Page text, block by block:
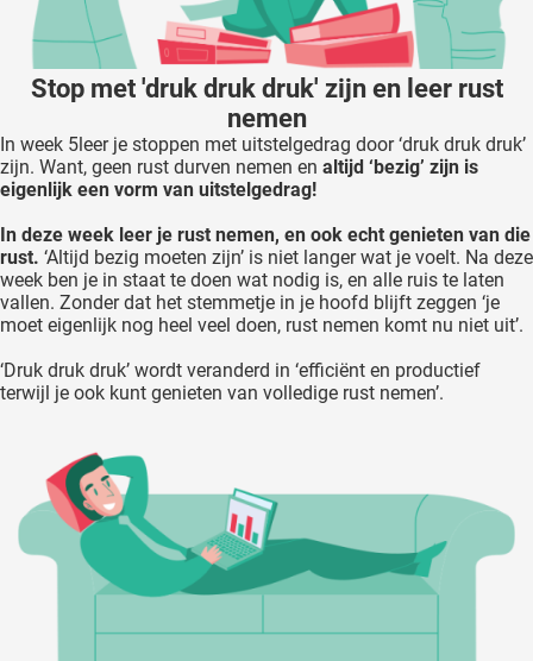
Stop met 'druk druk druk' zijn en leer rust
nemen
In week 5leer je stoppen met uitstelgedrag door ‘druk druk druk’
zijn. Want, geen rust durven nemen en altijd ‘bezig’ zijn is
eigenlijk een vorm van uitstelgedrag!
In deze week leer je rust nemen, en ook echt genieten van die
rust. ‘Altijd bezig moeten zijn’ is niet langer wat je voelt. Na deze
week ben je in staat te doen wat nodig is, en alle ruis te laten
vallen. Zonder dat het stemmetje in je hoofd blijft zeggen ‘je
moet eigenlijk nog heel veel doen, rust nemen komt nu niet uit’.
‘Druk druk druk’ wordt veranderd in ‘efficiënt en productief
terwijl je ook kunt genieten van volledige rust nemen’.